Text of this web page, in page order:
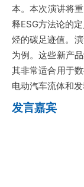
本。本次演讲将
释ESG方法论的
烃的碳足迹值。
为例。这些新产
其非常适合用于
电动汽车流体和发
发言嘉宾